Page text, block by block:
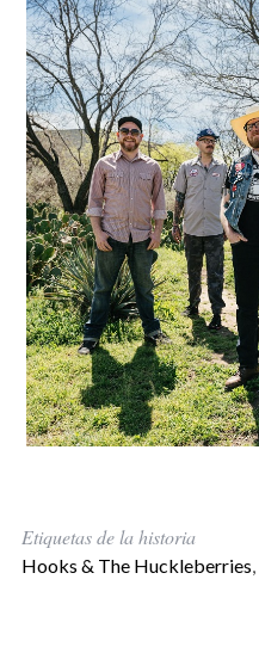
Etiquetas de la historia
Hooks & The Huckleberries